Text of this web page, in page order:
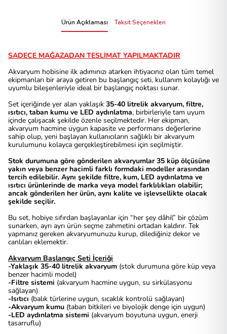
Ürün Açıklaması Taksit Seçenekleri
SADECE MAĞAZADAN TESLİMAT YAPILMAKTADIR
Akvaryum hobisine ilk adımınızı atarken ihtiyacınız olan tüm temel
ekipmanları bir araya getiren bu başlangıç seti, kullanım kolaylığı ve
uyumlu bileşenleriyle ideal bir başlangıç noktası sunar.
Set içeriğinde yer alan yaklaşık 35-40 litrelik akvaryum, filtre,
ısıtıcı, taban kumu ve LED aydınlatma, birbirleriyle tam uyum
içinde çalışacak şekilde özenle seçilmektedir. Her ekipman,
akvaryum hacmine uygun kapasite ve performans değerlerine
sahip olup, yeni başlayan kullanıcıların sağlıklı bir akvaryum
kurulumunu kolayca gerçekleştirebilmesi için seçilmiştir.
Stok durumuna göre gönderilen akvaryumlar 35 küp ölçüsüne
yakın veya benzer hacimli farklı formdaki modeller arasından
tercih edilebilir. Aynı şekilde filtre, kum, LED aydınlatma ve
ısıtıcı ürünlerinde de marka veya model farklılıkları olabilir;
ancak gönderilen her ürün, aynı kalite ve işlevsellikte olacak
şekilde seçilir.
Bu set, hobiye sıfırdan başlayanlar için “her şey dâhil” bir çözüm
sunarken, ayrı ayrı ürün seçme zahmetini ortadan kaldırır. Tek
yapmanız gereken akvaryumunuzu kurup, dilediğiniz dekor ve
canlıları eklemektir.
Akvaryum Başlangıç Seti İçeriği
-Yaklaşık 35-40 litrelik akvaryum (stok durumuna göre küp veya
benzer hacimli model)
-Filtre sistemi (akvaryum hacmine uygun, su sirkülasyonu
sağlayan)
-Isıtıcı (balık türlerine uygun, sıcaklık kontrolü sağlayan)
-Akvaryum kumu (taban bitkileri ve biyolojik denge için uygun)
-LED aydınlatma sistemi (akvaryum boyutuna uygun, enerji
tasarruflu)